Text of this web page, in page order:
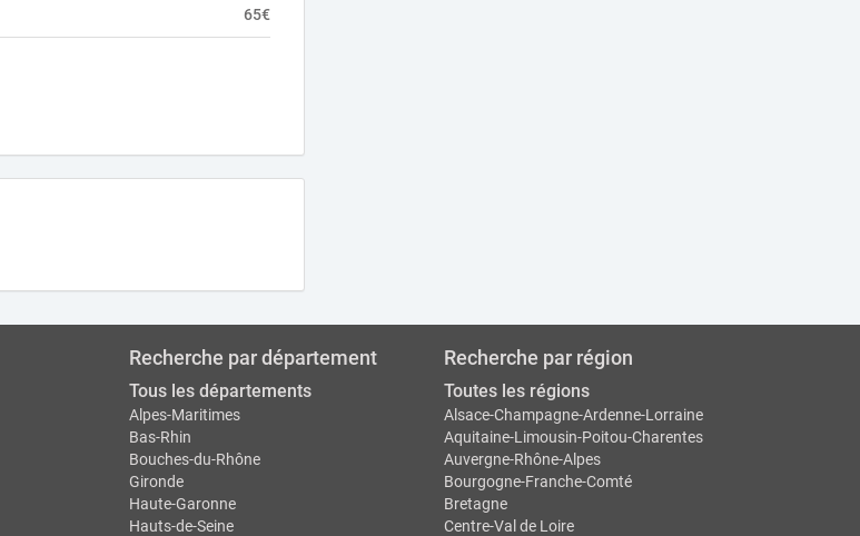
65€
Recherche par département
Tous les départements
Alpes-Maritimes
Bas-Rhin
Bouches-du-Rhône
Gironde
Haute-Garonne
Hauts-de-Seine
Recherche par région
Toutes les régions
Alsace-Champagne-Ardenne-Lorraine
Aquitaine-Limousin-Poitou-Charentes
Auvergne-Rhône-Alpes
Bourgogne-Franche-Comté
Bretagne
Centre-Val de Loire